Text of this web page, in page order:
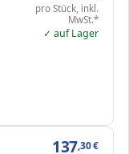
pro Stück, inkl.
MwSt.*
✓ auf Lager
137,30€